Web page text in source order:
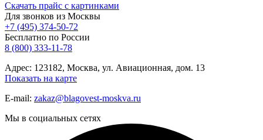
Скачать прайс с картинками
Для звонков из Москвы
+7 (495) 374-50-72
Бесплатно по России
8 (800) 333-11-78
Адрес: 123182, Москва, ул. Авиационная, дом. 13
Показать на карте
E-mail: zakaz@blagovest-moskva.ru
Мы в социальных сетях